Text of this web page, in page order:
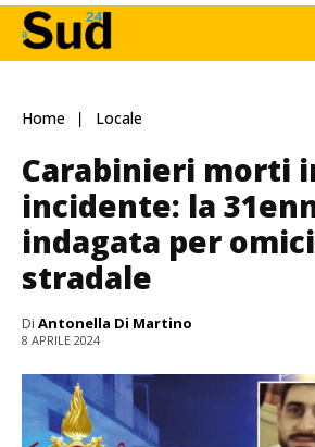
Home Locale
Carabinieri morti
incidente: la
indagata per
stradale
Di Antonella Di Martino
8 APRILE 2024